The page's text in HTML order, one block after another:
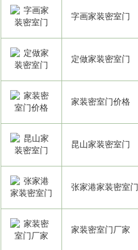
字画家装密室门
定做家装密室门
家装密室门价格
昆山家装密室门
张家港家装密室门
家装密室门厂家